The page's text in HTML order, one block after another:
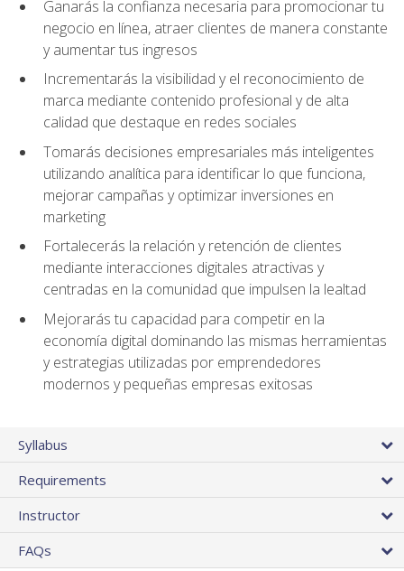
Ganarás la confianza necesaria para promocionar tu
negocio en línea, atraer clientes de manera constante
y aumentar tus ingresos
Incrementarás la visibilidad y el reconocimiento de
marca mediante contenido profesional y de alta
calidad que destaque en redes sociales
Tomarás decisiones empresariales más inteligentes
utilizando analítica para identificar lo que funciona,
mejorar campañas y optimizar inversiones en
marketing
Fortalecerás la relación y retención de clientes
mediante interacciones digitales atractivas y
centradas en la comunidad que impulsen la lealtad
Mejorarás tu capacidad para competir en la
economía digital dominando las mismas herramientas
y estrategias utilizadas por emprendedores
modernos y pequeñas empresas exitosas
Syllabus
Requirements
Instructor
FAQs